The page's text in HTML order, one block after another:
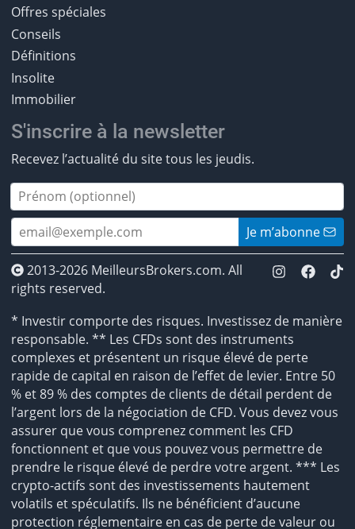
Offres spéciales
Conseils
Définitions
Insolite
Immobilier
S'inscrire à la newsletter
Recevez l’actualité du site tous les jeudis.
Je m’abonne
2013-2026 MeilleursBrokers.com. All
rights reserved.
* Investir comporte des risques. Investissez de manière
responsable. ** Les CFDs sont des instruments
complexes et présentent un risque élevé de perte
rapide de capital en raison de l’effet de levier. Entre 50
% et 89 % des comptes de clients de détail perdent de
l’argent lors de la négociation de CFD. Vous devez vous
assurer que vous comprenez comment les CFD
fonctionnent et que vous pouvez vous permettre de
prendre le risque élevé de perdre votre argent. *** Les
crypto-actifs sont des investissements hautement
volatils et spéculatifs. Ils ne bénéficient d’aucune
protection réglementaire en cas de perte de valeur ou